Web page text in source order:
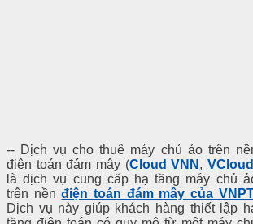
-- Dịch vụ cho thuê máy chủ ảo trên
điện toán đám mây (Cloud VNN , VCloud
là dịch vụ cung cấp hạ tầng máy chủ
trên nềnđiện toán đám mây của
Dịch vụ này giúp khách hàng thiết lập